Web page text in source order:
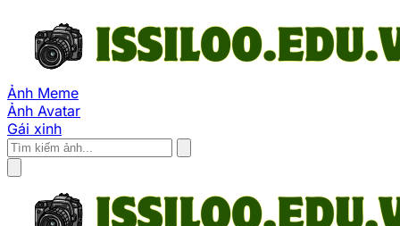
Ảnh Meme
Ảnh Avatar
Gái xinh